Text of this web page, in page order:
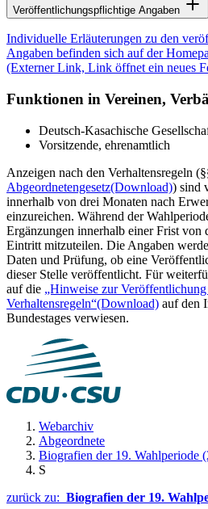
Veröffentlichungspflichtige Angaben
Individuelle Erläuterungen zu den
Angaben befinden sich auf der
(Externer Link, Link öffnet ein neues
Funktionen in Vereinen,
Deutsch-Kasachische
Vorsitzende, ehrenamtlich
Anzeigen nach den Verhaltensregeln
Abgeordnetengesetz(Download)) sind
innerhalb von drei Monaten nach
einzureichen. Während der
Ergänzungen innerhalb einer Frist von
Eintritt mitzuteilen. Die Angaben
Daten und Prüfung, ob eine
dieser Stelle veröffentlicht. Für
auf die „Hinweise zur
Verhaltensregeln“(Download) auf den
Bundestages verwiesen.
Webarchiv
Abgeordnete
Biografien der 19. Wahlperiode
S
zurück zu: Biografien der 19.